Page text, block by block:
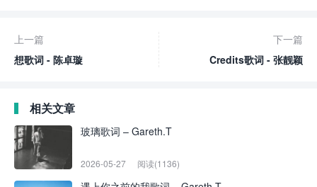
上一篇
想歌词 - 陈卓璇
下一篇
Credits歌词 - 张靓颖
相关文章
玻璃歌词 – Gareth.T
2026-05-27 阅读(1136)